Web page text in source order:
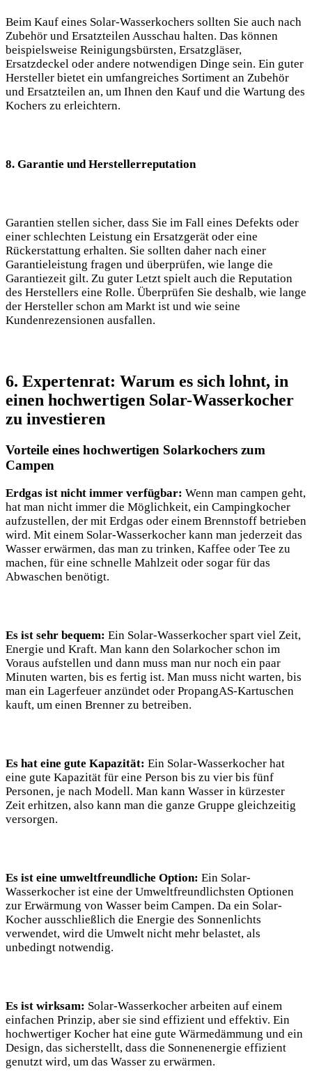
Beim Kauf eines Solar-Wasserkochers sollten​ Sie auch‌ nach
Zubehör und Ersatzteilen Ausschau halten. Das können
beispielsweise Reinigungsbürsten, Ersatzgläser,
Ersatzdeckel oder andere notwendigen Dinge sein. Ein guter
Hersteller ⁣bietet ein umfangreiches Sortiment an ‌Zubehör
und​ Ersatzteilen an,‌ um Ihnen ⁤den⁢ Kauf und die ⁤Wartung des
Kochers​ zu erleichtern.
8.⁤ Garantie und Herstellerreputation
Garantien stellen sicher, dass ​Sie im Fall eines‍ Defekts oder
‍einer ‍schlechten‍ Leistung ein Ersatzgerät oder eine
Rückerstattung erhalten. Sie sollten⁢ daher nach einer
Garantieleistung fragen und überprüfen, wie lange⁣ die
Garantiezeit gilt. Zu guter Letzt spielt auch die Reputation
des Herstellers⁣ eine Rolle. Überprüfen Sie deshalb, wie lange
der Hersteller ​schon am Markt ist und ⁢wie seine
Kundenrezensionen ausfallen.
6. Expertenrat: Warum es sich​ lohnt, in
einen hochwertigen Solar-Wasserkocher ​
zu investieren
Vorteile eines hochwertigen Solarkochers zum
Campen
Erdgas ist nicht ‍immer verfügbar: Wenn man campen⁤ geht,
hat man nicht immer die Möglichkeit, ein Campingkocher‍
aufzustellen,⁤ der mit Erdgas oder einem Brennstoff betrieben
wird. Mit einem Solar-Wasserkocher kann man jederzeit das
Wasser ⁢erwärmen, das man zu ⁣trinken, Kaffee oder Tee zu
machen, für eine schnelle⁤ Mahlzeit oder sogar für das
Abwaschen benötigt.
Es ist sehr bequem: Ein Solar-Wasserkocher spart ⁤viel Zeit,
Energie und Kraft. Man‌ kann den Solarkocher schon im​
Voraus aufstellen und dann muss man ⁤nur noch ein ​paar
Minuten warten, bis es ‌fertig ist.​ Man muss nicht warten, bis
man ein Lagerfeuer anzündet oder PropangAS-Kartuschen
kauft, um einen Brenner zu betreiben.
Es‍ hat⁣ eine gute Kapazität: Ein Solar-Wasserkocher hat
eine gute Kapazität für eine Person bis zu vier bis fünf
Personen,‍ je nach Modell. Man kann Wasser‍ in kürzester
Zeit erhitzen, also kann man die ganze Gruppe gleichzeitig
versorgen.
Es ist eine umweltfreundliche Option: Ein Solar-
Wasserkocher ist eine der Umweltfreundlichsten Optionen
zur ‍Erwärmung ⁤von Wasser​ beim Campen. Da ein Solar-
Kocher⁢ ausschließlich die⁢ Energie des Sonnenlichts
verwendet, wird die Umwelt‍ nicht‍ mehr belastet, als
unbedingt notwendig.
Es ist​ wirksam: Solar-Wasserkocher arbeiten⁤ auf einem
einfachen Prinzip, aber sie sind effizient und⁢ effektiv. ​Ein
hochwertiger Kocher hat eine gute Wärmedämmung und ein
Design, das sicherstellt, dass die⁤ Sonnenenergie effizient
genutzt wird,⁢ um​ das Wasser zu erwärmen.